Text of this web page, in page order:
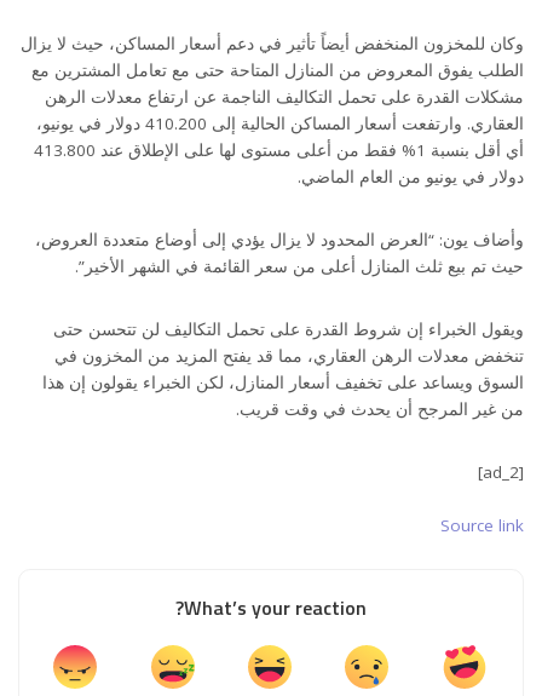
وكان للمخزون المنخفض أيضاً تأثير في دعم أسعار المساكن، حيث لا يزال
الطلب يفوق المعروض من المنازل المتاحة حتى مع تعامل المشترين مع
مشكلات القدرة على تحمل التكاليف الناجمة عن ارتفاع معدلات الرهن
العقاري. وارتفعت أسعار المساكن الحالية إلى 410.200 دولار في يونيو،
أي أقل بنسبة 1% فقط من أعلى مستوى لها على الإطلاق عند 413.800
دولار في يونيو من العام الماضي.
وأضاف يون: “العرض المحدود لا يزال يؤدي إلى أوضاع متعددة العروض،
حيث تم بيع ثلث المنازل أعلى من سعر القائمة في الشهر الأخير”.
ويقول الخبراء إن شروط القدرة على تحمل التكاليف لن تتحسن حتى
تنخفض معدلات الرهن العقاري، مما قد يفتح المزيد من المخزون في
السوق ويساعد على تخفيف أسعار المنازل، لكن الخبراء يقولون إن هذا
من غير المرجح أن يحدث في وقت قريب.
[ad_2]
Source link
What’s your reaction?